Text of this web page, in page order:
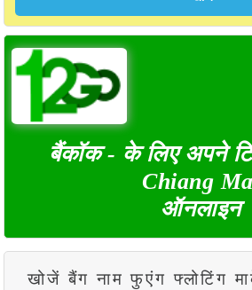
बैंकॉक - के लिए अपने
Chiang
ऑनलाइन
खोजें बैंग नाम फुएंग फ्लोटिंग